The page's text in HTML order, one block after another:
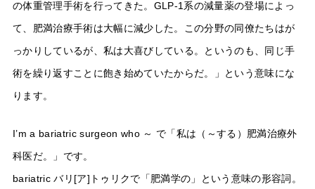
の体重管理手術を行ってきた。GLP-1系の減量薬の登場によっ
て、肥満治療手術は大幅に減少した。この分野の同僚たちはが
っかりしているが、私は大喜びしている。というのも、同じ手
術を繰り返すことに飽き始めていたからだ。」という意味にな
ります。
I’m a bariatric surgeon who ～ で「私は（～する）肥満治療外
科医だ。」です。
bariatric バリ[ア]トゥリクで「肥満学の」という意味の形容詞。